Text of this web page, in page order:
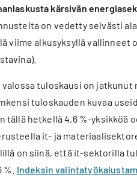
kärsivän
on vedetty selvästi
viime alkusyksyllä
tuloskausi on
tuloskauden kuvaa
tällä hetkellä 4,6 %-yksikköä
it- ja
on siinä, että it-sektorilla
Indeksin